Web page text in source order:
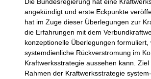
angekündigt und erste Eckpunkte
hat im Zuge dieser Überlegungen zur
die Erfahrungen mit dem
konzeptionelle Überlegungen formuliert,
systemdienliche Rückverstromung im
Kraftwerksstrategie aussehen kann. Ziel
Rahmen der Kraftwerksstrategie